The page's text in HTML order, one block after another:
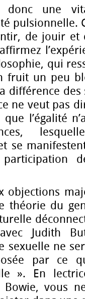
donc une
pulsionnelle.
de jouir et
qui
fruit un peu
différence des
ne veut pas
l’égalité
se
objections
théorie du
Judith
sexuelle ne
par ce
». En
vous